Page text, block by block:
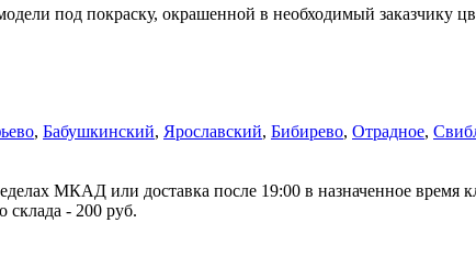
под покраску, окрашенной в необходимый заказчику
, Бабушкинский, Ярославский, Бибирево, Отрадное,
МКАД или доставка после 19:00 в назначенное время
склада - 200 руб.